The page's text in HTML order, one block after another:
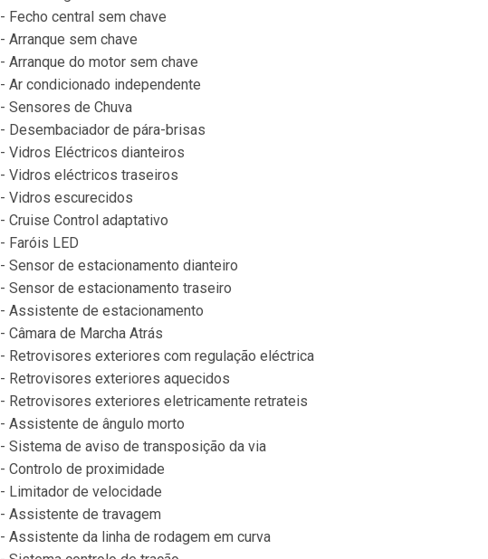
- Fecho central sem chave
- Arranque sem chave
- Arranque do motor sem chave
- Ar condicionado independente
- Sensores de Chuva
- Desembaciador de pára-brisas
- Vidros Eléctricos dianteiros
- Vidros eléctricos traseiros
- Vidros escurecidos
- Cruise Control adaptativo
- Faróis LED
- Sensor de estacionamento dianteiro
- Sensor de estacionamento traseiro
- Assistente de estacionamento
- Câmara de Marcha Atrás
- Retrovisores exteriores com regulação eléctrica
- Retrovisores exteriores aquecidos
- Retrovisores exteriores eletricamente retrateis
- Assistente de ângulo morto
- Sistema de aviso de transposição da via
- Controlo de proximidade
- Limitador de velocidade
- Assistente de travagem
- Assistente da linha de rodagem em curva